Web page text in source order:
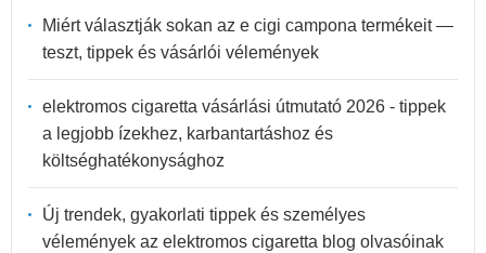
Miért választják sokan az e cigi campona termékeit —
teszt, tippek és vásárlói vélemények
elektromos cigaretta vásárlási útmutató 2026 - tippek
a legjobb ízekhez, karbantartáshoz és
költséghatékonysághoz
Új trendek, gyakorlati tippek és személyes
vélemények az elektromos cigaretta blog olvasóinak